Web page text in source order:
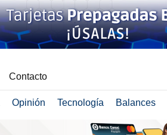
Contacto
Opinión Tecnología Balances